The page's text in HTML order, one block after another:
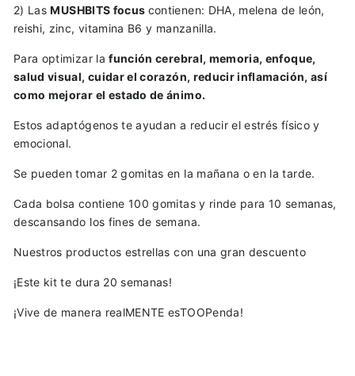
2) LasMUSHBITS focus contienen: DHA, melena de león,
reishi, zinc, vitamina B6 y manzanilla.
Para optimizar lafunción cerebral, memoria, enfoque,
salud visual, cuidar el corazón, reducir inflamación, así
como mejorar el estado de ánimo.
Estos adaptógenos te ayudan a reducir el estrés físico y
emocional.
Se pueden tomar 2 gomitas en la mañana o en la tarde.
Cada bolsa contiene 100 gomitas y rinde para 10 semanas,
descansando los fines de semana.
Nuestros productos estrellas con una gran descuento
¡Este kit te dura 20 semanas!
¡Vive de manera realMENTE esTOOPenda!